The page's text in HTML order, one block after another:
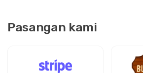
Pasangan kami